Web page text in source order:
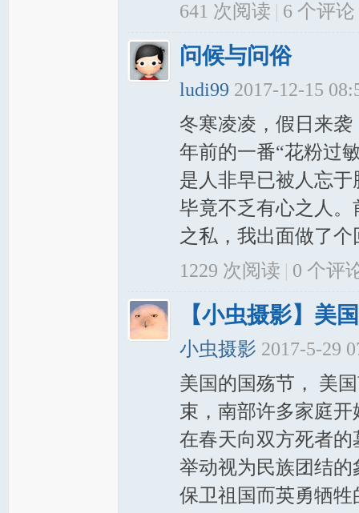
641 次阅读 | 6个评论
问候与问俗
ludi99 2017-12-15
冬寒凌凌，假日来
年前的一番“花粉过
是人非早已被人忘
毕竟不乏有心之人
之私，我出面做了
1229 次阅读 | 0 个评
【小虫摄影】美
小虫摄影 2017-5-29
美国的国殇节， 美
束，南部许多家庭
在春天向双方死者
举动视为民族团结的
保卫祖国而英勇牺